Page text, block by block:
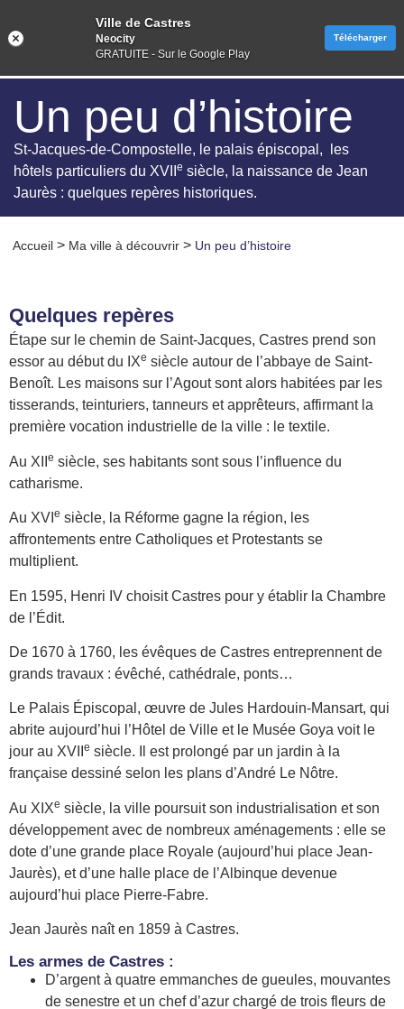
Un peu d’histoire
St-Jacques-de-Compostelle, le palais épiscopal, les
hôtels particuliers du XVII e siècle, la naissance de Jean
Jaurès : quelques repères historiques.
Accueil > Ma ville à découvrir > Un peu d’histoire
Quelques repères
Étape sur le chemin de Saint-Jacques, Castres prend son
essor au début du IXe siècle autour de l’abbaye de Saint-
Benoît. Les maisons sur l’Agout sont alors habitées par les
tisserands, teinturiers, tanneurs et apprêteurs, affirmant la
première vocation industrielle de la ville : le textile.
Au XII e siècle, ses habitants sont sous l’influence du
catharisme.
Au XVI e siècle, la Réforme gagne la région, les
affrontements entre Catholiques et Protestants se
multiplient.
En 1595, Henri IV choisit Castres pour y établir la Chambre
de l’Édit.
De 1670 à 1760, les évêques de Castres entreprennent de
grands travaux : évêché, cathédrale, ponts…
Le Palais Épiscopal, œuvre de Jules Hardouin-Mansart, qui
abrite aujourd’hui l’Hôtel de Ville et le Musée Goya voit le
jour au XVII e siècle. Il est prolongé par un jardin à la
française dessiné selon les plans d’André Le Nôtre.
Au XIXe siècle, la ville poursuit son industrialisation et son
développement avec de nombreux aménagements : elle se
dote d’une grande place Royale (aujourd’hui place Jean-
Jaurès), et d’une halle place de l’Albinque devenue
aujourd’hui place Pierre-Fabre.
Jean Jaurès naît en 1859 à Castres.
Les armes de Castres :
D’argent à quatre emmanches de gueules, mouvantes
de senestre et un chef d’azur chargé de trois fleurs de
Ville de Castres
Neocity
GRATUITE - Sur le Google Play
Télécharger